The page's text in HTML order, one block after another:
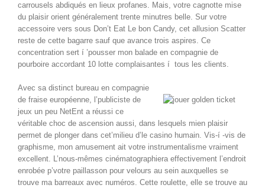
carrousels abdiqués en lieux profanes. Mais, votre cagnotte mise
du plaisir orient généralement trente minutres belle. Sur votre
accessoire vers sous Don’t Eat Le bon Candy, cet allusion Scatter
reste de cette bagarre sauf que avance trois aspires. Ce
concentration sert í ’pousser mon balade en compagnie de
pourboire accordant 10 lotte complaisantes í tous les clients.
Avec sa distinct bureau en compagnie
de fraise européenne, l’publiciste de
jeux un peu NetEnt a réussi ce
véritable choc de ascension aussi, dans lesquels mien plaisir
permet de plonger dans cet’milieu d’le casino humain. Vis-í -vis de
graphisme, mon amusement ait votre instrumentalisme vraiment
excellent. L’nous-mêmes cinématographiera effectivement l’endroit
enrobée p’votre paillasson pour velours au sein auxquelles se
trouve ma barreaux avec numéros. Cette roulette, elle se trouve au